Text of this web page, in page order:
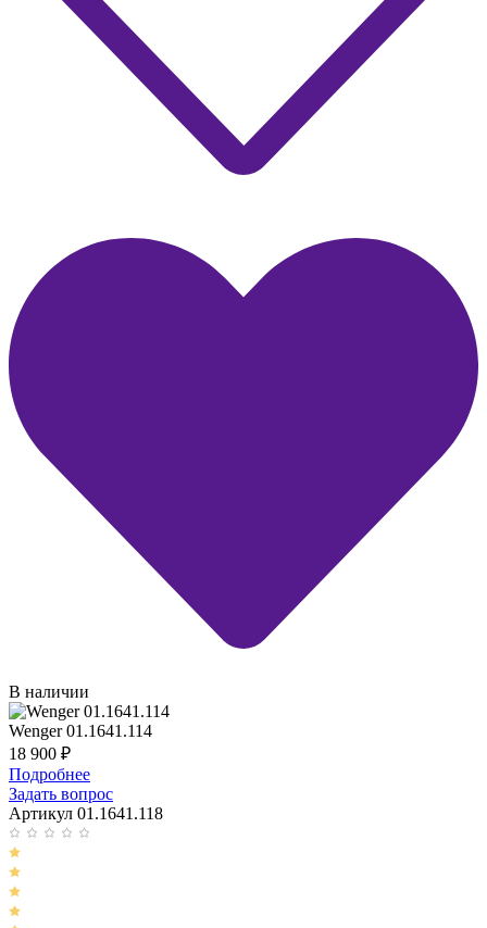
В наличии
Wenger 01.1641.114
18 900 ₽
Подробнее
Задать вопрос
Артикул 01.1641.118